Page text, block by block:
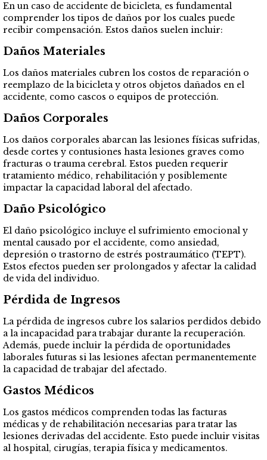
En un caso de accidente de bicicleta, es fundamental
comprender los tipos de daños por los cuales puede
recibir compensación. Estos daños suelen incluir:
Daños Materiales
Los daños materiales cubren los costos de reparación o
reemplazo de la bicicleta y otros objetos dañados en el
accidente, como cascos o equipos de protección.
Daños Corporales
Los daños corporales abarcan las lesiones físicas sufridas,
desde cortes y contusiones hasta lesiones graves como
fracturas o trauma cerebral. Estos pueden requerir
tratamiento médico, rehabilitación y posiblemente
impactar la capacidad laboral del afectado.
Daño Psicológico
El daño psicológico incluye el sufrimiento emocional y
mental causado por el accidente, como ansiedad,
depresión o trastorno de estrés postraumático (TEPT).
Estos efectos pueden ser prolongados y afectar la calidad
de vida del individuo.
Pérdida de Ingresos
La pérdida de ingresos cubre los salarios perdidos debido
a la incapacidad para trabajar durante la recuperación.
Además, puede incluir la pérdida de oportunidades
laborales futuras si las lesiones afectan permanentemente
la capacidad de trabajar del afectado.
Gastos Médicos
Los gastos médicos comprenden todas las facturas
médicas y de rehabilitación necesarias para tratar las
lesiones derivadas del accidente. Esto puede incluir visitas
al hospital, cirugías, terapia física y medicamentos.